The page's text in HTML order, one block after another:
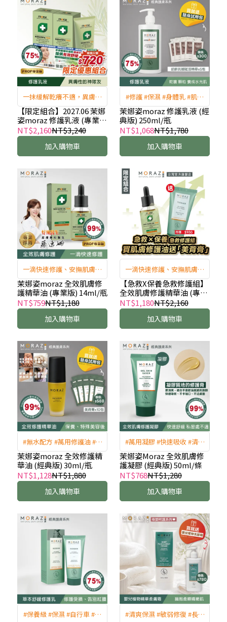
一抹緩解乾癢不適，異膚肌
的神隊友!
【限定組合】2027.06 茉娜
姿moraz 修護乳液 (專業
版) 150mlx2+1瓶
NT$2,160NT$3,240
加入購物車
#修護 #保濕 #身體乳 #肌膚
不適 #滋潤
茉娜姿moraz 修護乳液 (經
典版) 250ml/瓶
NT$1,068NT$1,780
加入購物車
一滴快速修護、安撫肌膚，
穩定膚況首選!
茉娜姿moraz 全效肌膚修
護精華油 (專業版) 14ml/瓶
NT$759NT$1,180
加入購物車
一滴快速修護、安撫肌膚，
穩定膚況首選!
【急救X保養急救修護組】
全效肌膚修護精華油 (專業
版) 14ml/瓶+美背膏 50ml/
條
NT$1,180NT$2,160
加入購物車
#無水配方 #萬用修護油 #油
水平衡 #特殊美容後
茉娜姿moraz 全效修護精
華油 (經典版) 30ml/瓶
NT$1,128NT$1,880
加入購物車
#萬用凝膠 #快速吸收 #清爽
不黏膩 #舒緩肌膚 #美容凝
膠
茉娜姿Moraz 全效肌膚修
護凝膠 (經典版) 50ml/條
NT$768NT$1,280
加入購物車
#保養級 #保濕 #自行車 #馬
#清爽保濕 #敏弱修復 #長效